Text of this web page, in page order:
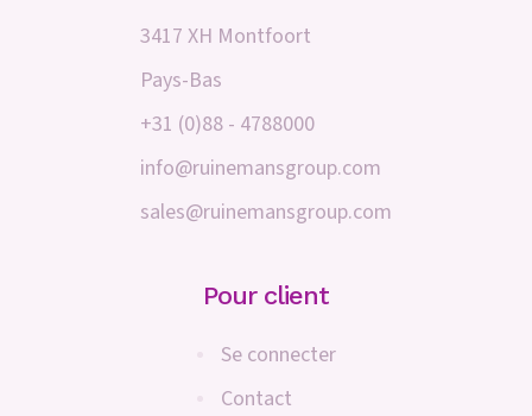
3417 XH Montfoort
Pays-Bas
+31 (0)88 - 4788000
info@ruinemansgroup.com
sales@ruinemansgroup.com
Pour client
Se connecter
Contact